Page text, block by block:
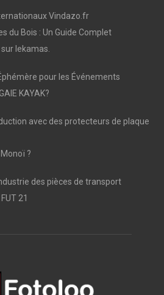
Vindazo.fr
du Bois : Un Guide Complet
lekamas.
pour les Événements
KAYAK?
avec des protecteurs de plaque
?
des pièces de transport
21